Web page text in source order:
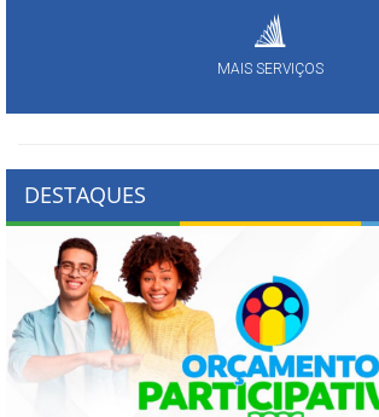
MAIS SERVIÇOS
DESTAQUES